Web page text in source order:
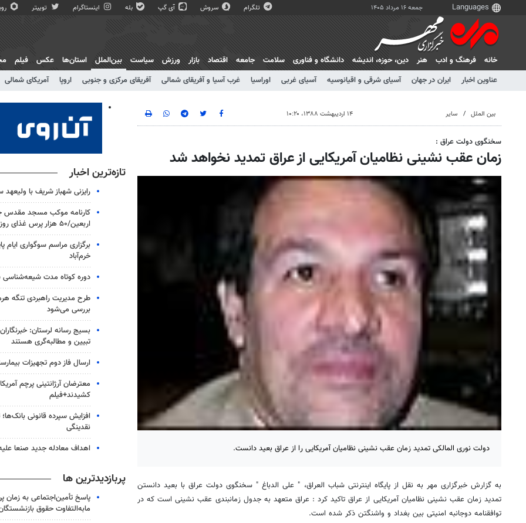
جمعه ۱۶ مرداد ۱۴۰۵ تلگرام سروش آی گپ بله اینستاگرام توییتر
خانه فرهنگ و ادب هنر دين، حوزه، انديشه دانشگاه و فناوری سلامت جامعه اقتصاد بازار ورزش سیاست
بین‌الملل
عناوین اخبار
ایران در جهان آسیای شرقی و اقیانوسیه آسیای غربی اوراسیا غرب آسیا و آفریقای شمالی آفریقای مرکزی و جنوبی اروپا آمریکای شمالی
استان‌ها عکس فیلم
بین الملل سایر ۱۴ اردیبهشت ۱۳۸۸، ۱۰:۲۰
سخنگوی دولت عراق :
زمان عقب نشینی نظامیان آمریکایی از عراق تمدید نخواهد شد
دولت نوری المالکی تمدید زمان عقب نشینی نظامیان آمریکایی را از عراق بعید دانست.
به گزارش خبرگزاری مهر به نقل از پایگاه اینترنتی شباب العراق، " علی الدباغ " سخنگوی دولت عراق با بعید دانستن
تمدید زمان عقب نشینی نظامیان آمریکایی از عراق تاکید کرد : عراق متعهد به جدول زمانبندی عقب نشینی است که در
توافقنامه دوجانبه امنیتی بین بغداد و واشنگتن ذکر شده است.
تازه‌ترین اخبار
رایزنی شهباز شریف با
کارنامه موکب مسجد مقدس
اربعین/۵۰ هزار پرس غذای روزانه
برگزاری مراسم سوگواری ایام
خرم‌آباد
دوره کوتاه مدت شیعه‌شناسی
طرح مدیریت راهبردی تنگه
بررسی می‌شود
بسیج رسانه لرستان:
تبیین و مطالبه‌گری هستند
ارسال فاز دوم تجهیزات
معترضان آرژانتینی پرچم
کشیدند+فیلم
افزایش سپرده قانونی بانک‌ها؛
نقدینگی
اهداف معادله جدید صنعا
پربازدیدترین ها
پاسخ تأمین‌اجتماعی به زمان
مابه‌التفاوت حقوق